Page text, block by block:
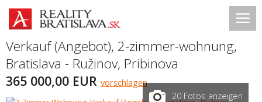
Verkauf (Angebot), 2-zimmer-wohnung,
Bratislava - Ružinov, Pribinova
365 000,00 EUR vorschlagen
20 Fotos anzeigen